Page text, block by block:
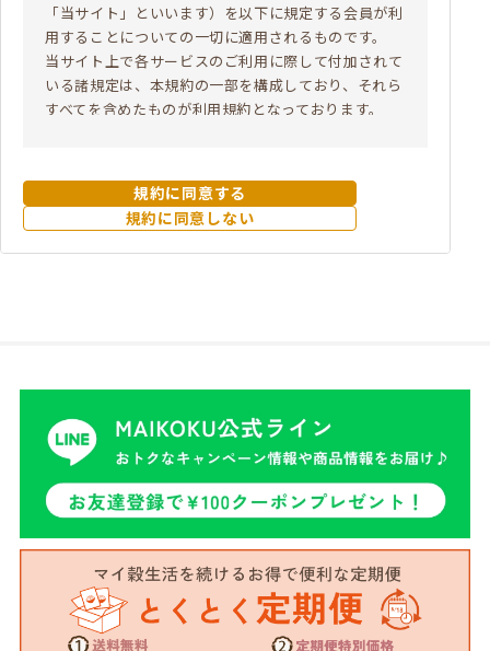
「当サイト」といいます）を以下に規定する会員が利
用することについての一切に適用されるものです。
当サイト上で各サービスのご利用に際して付加されて
いる諸規定は、本規約の一部を構成しており、それら
すべてを含めたものが利用規約となっております。
ク先の規約に従うものとします）
本規約の変更にご注意下さい
1. 当社は、会員の了承を得ることなく本規約を随時変
会員のみなさまへの通知
1. 本規約の変更のケース以外に当社が必要と判断した
場合、当社は、会員に対し随時必要な事項を通知しま
す。
2. 前項の通知は、当サイト上に表示した時点で全ての
会員に通知したものとみなします。
会員登録について
当サイトにおいてのご購入には会員登録が必要になり
ます。
規約に同意しない
規約に同意する